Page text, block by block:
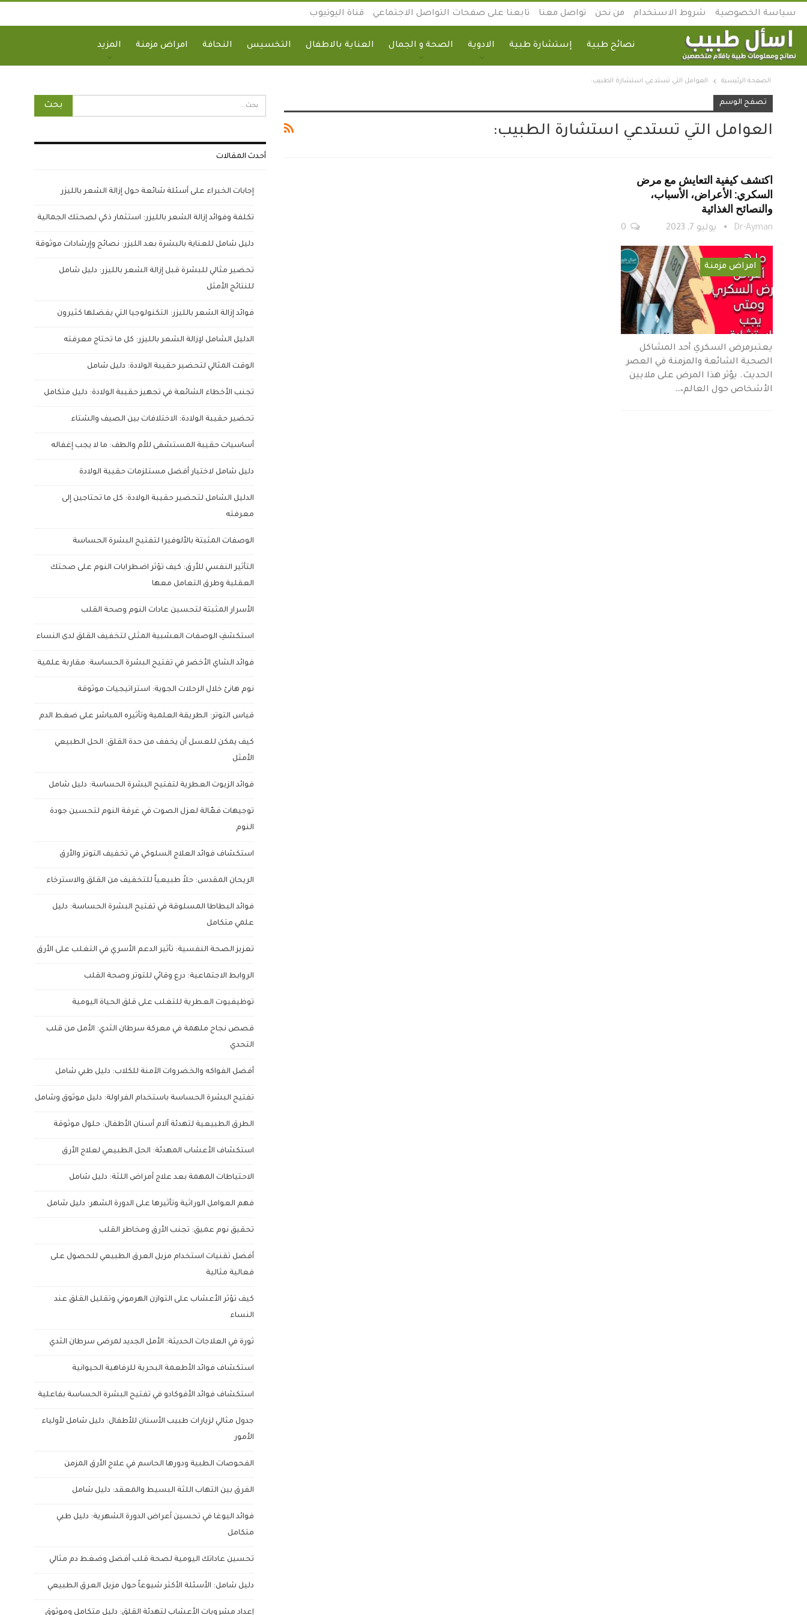
سياسة الخصوصية شروط الاستخدام من نحن تواصل معنا تابعنا على صفحات التواصل الاجتماعي قناة اليوتيوب
نصائح طبية إستشارة طبية الادوية الصحة و الجمال العناية بالاطفال التخسيس النحافة امراض مزمنة المزيد
الصفحة الرئيسية العوامل التي تستدعي استشارة الطبيب:
تصفح الوسم
العوامل التي تستدعي استشارة الطبيب:
اكتشف كيفية التعايش مع مرض
السكري: الأعراض، الأسباب،
والنصائح الغذائية
Dr-Ayman يوليو 7, 2023
امراض مزمنة
يعتبرمرض السكري أحد المشاكل
الصحية الشائعة والمزمنة في العصر
الحديث. يؤثر هذا المرض على ملايين
الأشخاص حول العالم،…
أحدث المقالات
إجابات الخبراء على أسئلة شائعة حول إزالة الشعر بالليزر
تكلفة وفوائد إزالة الشعر بالليزر: استثمار ذكي لصحتك الجمالية
دليل شامل للعناية بالبشرة بعد الليزر: نصائح وإرشادات موثوقة
تحضير مثالي للبشرة قبل إزالة الشعر بالليزر: دليل شامل
للنتائج الأمثل
فوائد إزالة الشعر بالليزر: التكنولوجيا التي يفضلها كثيرون
الدليل الشامل لإزالة الشعر بالليزر: كل ما تحتاج معرفته
الوقت المثالي لتحضير حقيبة الولادة: دليل شامل
تجنب الأخطاء الشائعة في تجهيز حقيبة الولادة: دليل متكامل
تحضير حقيبة الولادة: الاختلافات بين الصيف والشتاء
أساسيات حقيبة المستشفى للأم والطف: ما لا يجب إغفاله
دليل شامل لاختيار أفضل مستلزمات حقيبة الولادة
الدليل الشامل لتحضير حقيبة الولادة: كل ما تحتاجين إلى
معرفته
الوصفات المثبتة بالألوفيرا لتفتيح البشرة الحساسة
التأثير النفسي للأرق: كيف تؤثر اضطرابات النوم على صحتك
العقلية وطرق التعامل معها
الأسرار المثبتة لتحسين عادات النوم وصحة القلب
استكشفِ الوصفات العشبية المثلى لتخفيف القلق لدى النساء
فوائد الشاي الأخضر في تفتيح البشرة الحساسة: مقاربة علمية
نوم هانئ خلال الرحلات الجوية: استراتيجيات موثوقة
قياس التوتر: الطريقة العلمية وتأثيره المباشر على ضغط الدم
كيف يمكن للعسل أن يخفف من حدة القلق: الحل الطبيعي
الأمثل
فوائد الزيوت العطرية لتفتيح البشرة الحساسة: دليل شامل
توجيهات فعّالة لعزل الصوت في غرفة النوم لتحسين جودة
النوم
استكشاف فوائد العلاج السلوكي في تخفيف التوتر والأرق
الريحان المقدس: حلاً طبيعياً للتخفيف من القلق والاسترخاء
فوائد البطاطا المسلوقة في تفتيح البشرة الحساسة: دليل
علمي متكامل
تعزيز الصحة النفسية: تأثير الدعم الأسري في التغلب على الأرق
الروابط الاجتماعية: درع وقائي للتوتر وصحة القلب
توظيفيوت العطرية للتغلب على قلق الحياة اليومية
قصص نجاح ملهمة في معركة سرطان الثدي: الأمل من قلب
التحدي
أفضل الفواكه والخضروات الآمنة للكلاب: دليل طبي شامل
تفتيح البشرة الحساسة باستخدام الفراولة: دليل موثوق وشامل
الطرق الطبيعية لتهدئة آلام أسنان الأطفال: حلول موثوقة
استكشاف الأعشاب المهدئة: الحل الطبيعي لعلاج الأرق
الاحتياطات المهمة بعد علاج أمراض اللثة: دليل شامل
فهم العوامل الوراثية وتأثيرها على الدورة الشهر: دليل شامل
تحقيق نوم عميق: تجنب الأرق ومخاطر القلب
أفضل تقنيات استخدام مزيل العرق الطبيعي للحصول على
فعالية مثالية
كيف تؤثر الأعشاب على التوازن الهرموني وتقليل القلق عند
النساء
ثورة في العلاجات الحديثة: الأمل الجديد لمرضى سرطان الثدي
استكشاف فوائد الأطعمة البحرية للرفاهية الحيوانية
استكشاف فوائد الأفوكادو في تفتيح البشرة الحساسة بفاعلية
جدول مثالي لزيارات طبيب الأسنان للأطفال: دليل شامل لأولياء
الأمور
الفحوصات الطبية ودورها الحاسم في علاج الأرق المزمن
الفرق بين التهاب اللثة البسيط والمعقد: دليل شامل
فوائد اليوغا في تحسين أعراض الدورة الشهرية: دليل طبي
متكامل
تحسين عاداتك اليومية لصحة قلب أفضل وضغط دم مثالي
دليل شامل: الأسئلة الأكثر شيوعاً حول مزيل العرق الطبيعي
إعداد مشروبات الأعشاب لتهدئة القلق: دليل متكامل وموثوق